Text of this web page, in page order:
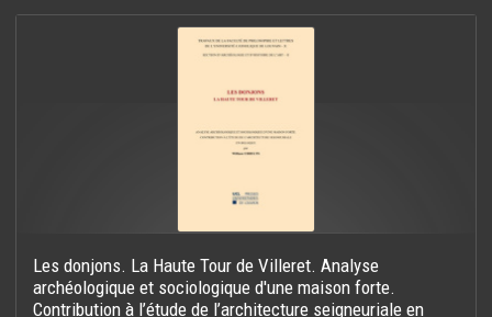
Les donjons. La Haute Tour de Villeret. Analyse
archéologique et sociologique d'une maison forte.
Contribution à l’étude de l’architecture seigneuriale en